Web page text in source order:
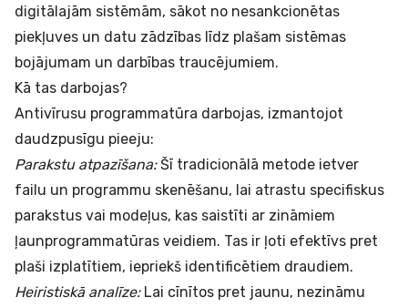
digitālajām sistēmām, sākot no nesankcionētas
piekļuves un datu zādzības līdz plašam sistēmas
bojājumam un darbības traucējumiem.
Kā tas darbojas?
Antivīrusu programmatūra darbojas, izmantojot
daudzpusīgu pieeju:
Parakstu atpazīšana:Šī tradicionālā metode ietver
failu un programmu skenēšanu, lai atrastu specifiskus
parakstus vai modeļus, kas saistīti ar zināmiem
ļaunprogrammatūras veidiem. Tas ir ļoti efektīvs pret
plaši izplatītiem, iepriekš identificētiem draudiem.
Heiristiskā analīze:Lai cīnītos pret jaunu, nezināmu